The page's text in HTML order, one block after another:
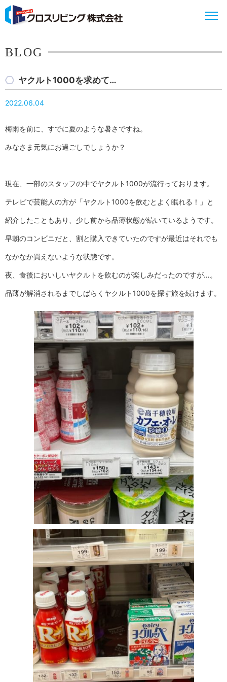
BLOG
ヤクルト1000を求めて…
2022.06.04
梅雨を前に、すでに夏のような暑さですね。
みなさま元気にお過ごしでしょうか？
現在、一部のスタッフの中でヤクルト1000が流行っております。
テレビで芸能人の方が「ヤクルト1000を飲むとよく眠れる！」と
紹介したこともあり、少し前から品薄状態が続いているようです。
早朝のコンビニだと、割と購入できていたのですが最近はそれでも
なかなか買えないような状態です。
夜、食後においしいヤクルトを飲むのが楽しみだったのですが…。
品薄が解消されるまでしばらくヤクルト1000を探す旅を続けます。